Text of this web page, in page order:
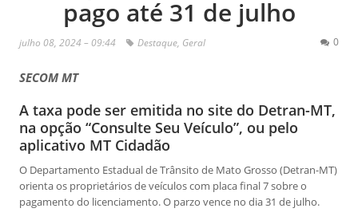
pago até 31 de julho
julho 08, 2024 – 09:44 Destaque, Geral 0
SECOM MT
A taxa pode ser emitida no site do Detran-MT,
na opção “Consulte Seu Veículo”, ou pelo
aplicativo MT Cidadão
O Departamento Estadual de Trânsito de Mato Grosso (Detran-MT)
orienta os proprietários de veículos com placa final 7 sobre o
pagamento do licenciamento. O parzo vence no dia 31 de julho.